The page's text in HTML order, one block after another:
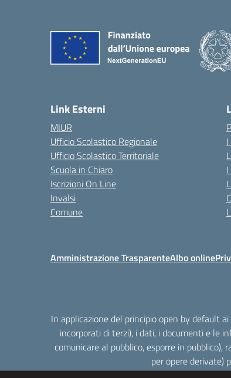
Link Esterni
MIUR
Ufficio Scolastico Regionale
Ufficio Scolastico Territoriale
Scuola in Chiaro
Iscrizioni On Line
Invalsi
Comune
Amministrazione TrasparenteAlbo online
In applicazione del principio open by default
incorporati di terzi), i dati, i documenti e le
comunicare al pubblico, esporre in
per opere derivate)